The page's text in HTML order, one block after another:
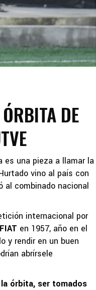
DE
es una pieza a llamar la
vino al país con
al combinado nacional
internacional por
en 1957, año en el
y rendir en un buen
abrírsele
órbita, ser tomados